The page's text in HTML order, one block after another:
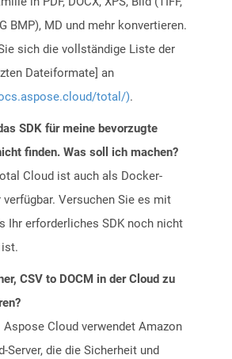
BMP), MD und mehr konvertieren.
sich die vollständige Liste der
Dateiformate] an
total/).
SDK für meine bevorzugte
finden. Was soll ich machen?
Cloud ist auch als Docker-
verfügbar. Versuchen Sie es mit
Ihr erforderliches SDK noch nicht
CSV to DOCM in der Cloud zu
Aspose Cloud verwendet Amazon
Server, die die Sicherheit und